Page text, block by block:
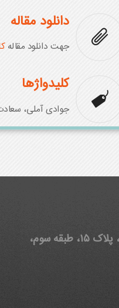
دانلود مقاله
جهت دانلود مقاله
کلیدواژها
جوادی آملی،
خیابان میرعماد، نبش دوست محمدی، پلاک ۱۵، طبقه سوم،